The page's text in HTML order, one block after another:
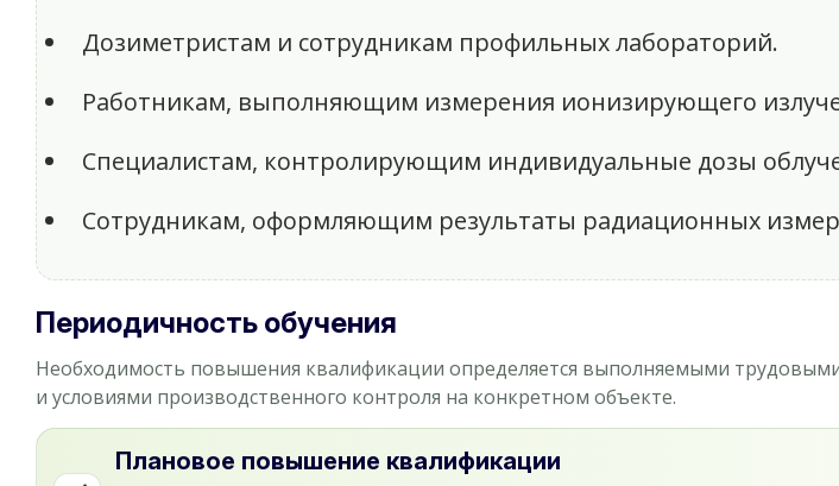
Дозиметристам и сотрудникам профильных лабораторий.
Работникам, выполняющим измерения ионизирующего
Специалистам, контролирующим индивидуальные дозы
Сотрудникам, оформляющим результаты радиационных
Периодичность обучения
Необходимость повышения квалификации определяется выполняемыми
и условиями производственного контроля на конкретном объекте.
Плановое повышение квалификации